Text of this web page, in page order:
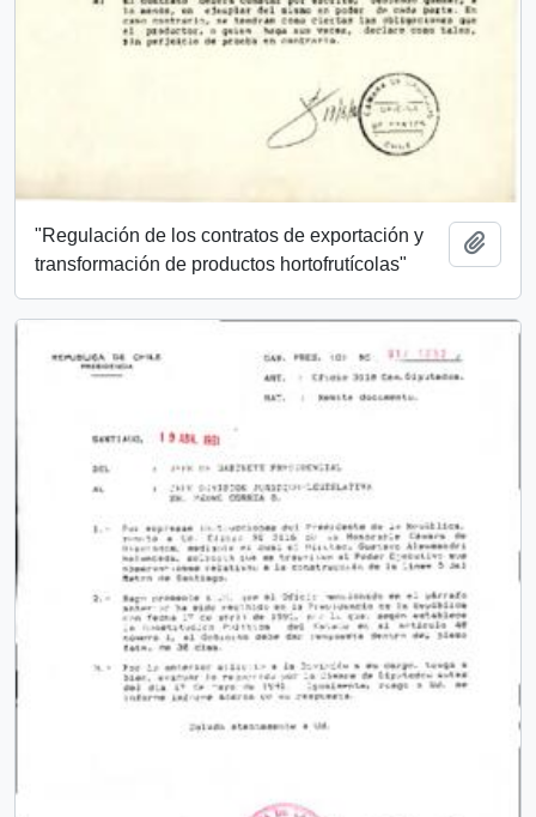
"Regulación de los contratos de exportación y
transformación de productos hortofrutícolas"